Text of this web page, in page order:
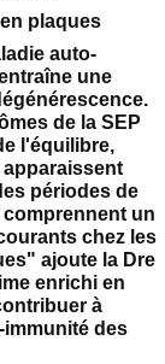
plaques
auto-
une
de la SEP
l'équilibre,
apparaissent
périodes de
un
chez les
ajoute la Dre
enrichi en
à
des